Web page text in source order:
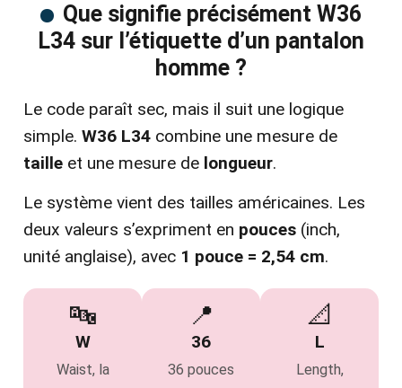
Que signifie précisément W36
L34 sur l’étiquette d’un pantalon
homme ?
Le code paraît sec, mais il suit une logique
simple. W36 L34 combine une mesure de
taille et une mesure de longueur.
Le système vient des tailles américaines. Les
deux valeurs s’expriment en pouces (inch,
unité anglaise), avec 1 pouce = 2,54 cm.
🔤
W
Waist, la
📍
36
36 pouces
📐
L
Length,